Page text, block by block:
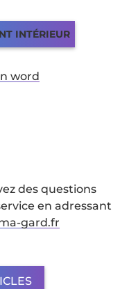
INTÉRIEUR
word
des questions
en adressant
gard.fr